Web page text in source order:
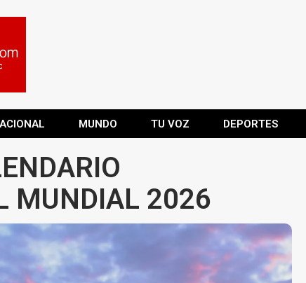
MUNDO TU VOZ DEPORTES
MUNDIAL 2026